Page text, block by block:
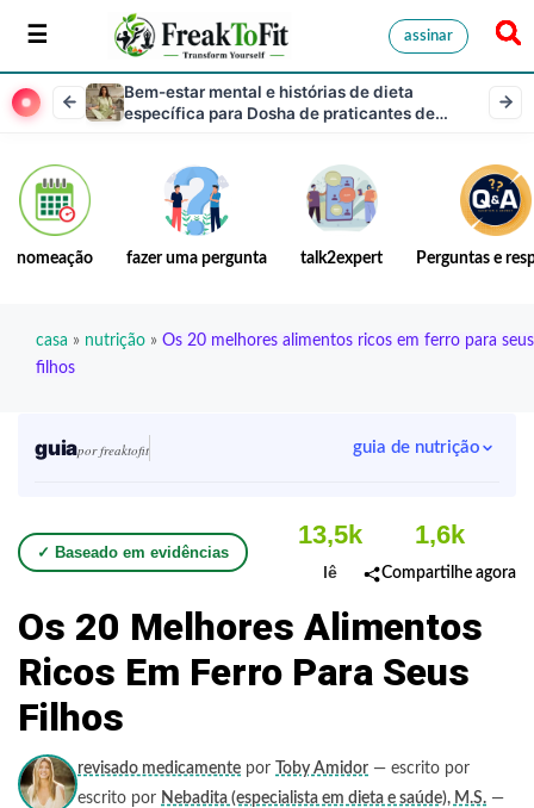
assinar
Bem-estar mental e histórias de dieta
específica para Dosha de praticantes de
nomeação fazer uma pergunta talk2expert Perguntas e
casa » nutrição » Os 20 melhores alimentos ricos em ferro para seus
filhos
guiapor freaktofit guia de nutrição
✓ Baseado em evidências
13,5k
lê
1,6k
Compartilhe agora
Os 20 Melhores Alimentos
Ricos Em Ferro Para Seus
Filhos
revisado medicamente por Toby Amidor — escrito por
escrito por Nebadita (especialista em dieta e saúde), M.S. —